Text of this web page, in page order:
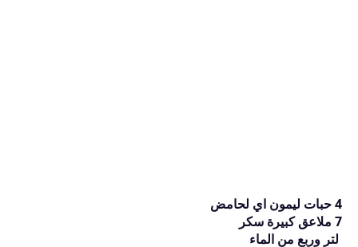
4 حبات ليمون اي لحامض
7 ملاعق كبيرة سكر